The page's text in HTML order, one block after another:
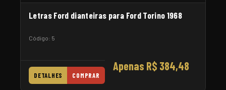
Letras Ford dianteiras para Ford Torino 1968
Código: 5
Apenas R$ 384,48
DETALHES COMPRAR